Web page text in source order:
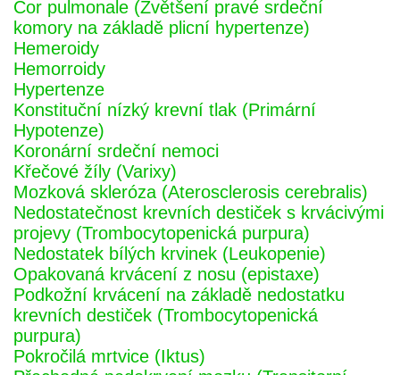
Cor pulmonale (Zvětšení pravé srdeční
komory na základě plicní hypertenze)
Hemeroidy
Hemorroidy
Hypertenze
Konstituční nízký krevní tlak (Primární
Hypotenze)
Koronární srdeční nemoci
Křečové žíly (Varixy)
Mozková skleróza (Aterosclerosis cerebralis)
Nedostatečnost krevních destiček s krvácivými
projevy (Trombocytopenická purpura)
Nedostatek bílých krvinek (Leukopenie)
Opakovaná krvácení z nosu (epistaxe)
Podkožní krvácení na základě nedostatku
krevních destiček (Trombocytopenická
purpura)
Pokročilá mrtvice (Iktus)